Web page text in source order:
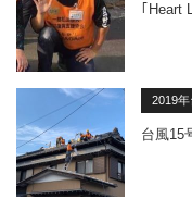
｢
2019
台風15